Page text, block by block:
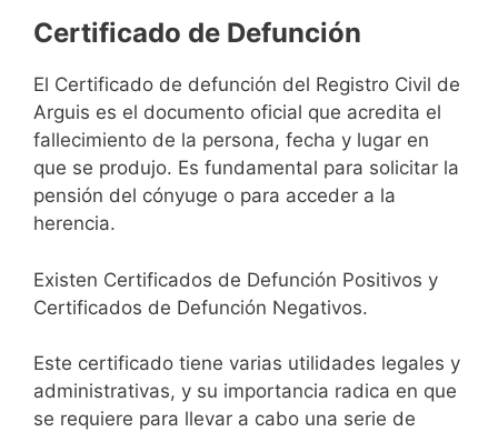
Certificado de Defunción
El Certificado de defunción del Registro Civil de
Arguis es el documento oficial que acredita el
fallecimiento de la persona, fecha y lugar en
que se produjo. Es fundamental para solicitar la
pensión del cónyuge o para acceder a la
herencia.
Existen Certificados de Defunción Positivos y
Certificados de Defunción Negativos.
Este certificado tiene varias utilidades legales y
administrativas, y su importancia radica en que
se requiere para llevar a cabo una serie de